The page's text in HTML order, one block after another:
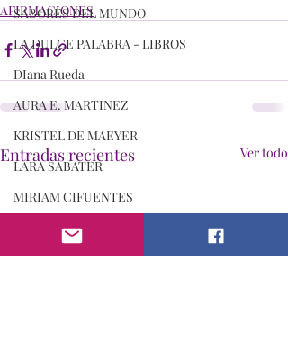
SABORES DEL MUNDO
LA DULCE PALABRA - LIBROS
DIana Rueda
AURA E. MARTINEZ
KRISTEL DE MAEYER
LARA SABATER
MIRIAM CIFUENTES
PAVLE LUGER
ROSA RINALDI
AFIRMACIONES
Entradas recientes Ver todo